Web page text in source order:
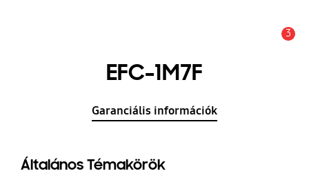
3
EFC-1M7F
Garanciális információk
Általános Témakörök